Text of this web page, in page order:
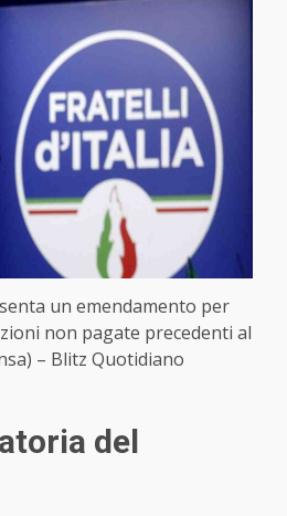
un emendamento per
non pagate precedenti al
– Blitz Quotidiano
del